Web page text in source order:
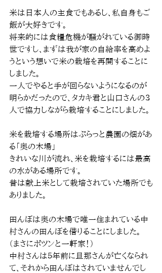
米は日本人の主食でもあるし、私自身もご
飯が大好きです。
将来的には食糧危機が騒がれている御時
世ですし、まずは我が家の自給率を高めよ
うという想いで米の栽培を再開することに
しました。
一人でやると手が回らないようになるのが
明らかだったので、タカキ君と山口さんの３
人で協力しながら栽培することにしました。
米を栽培する場所はぷらっと農園の畑があ
る「奥の木場」
きれいな川が流れ、米を栽培するには最高
の水がある場所です。
昔は献上米として栽培されていた場所でも
ありました。
田んぼは奥の木場で唯一住まれている中
村さんの田んぼを借りることにしました。
（まさにポツンと一軒家！）
中村さんは５年前に旦那さんが亡くなられ
て、それから田んぼはされていませんでし